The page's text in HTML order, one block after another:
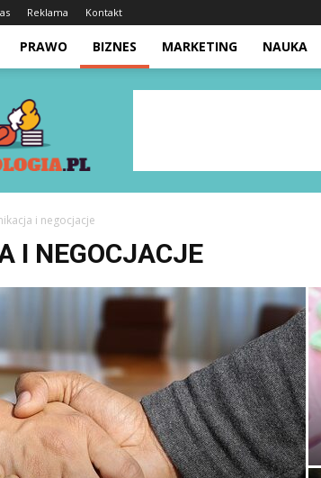
Reklama Kontakt
PRAWO BIZNES MARKETING NAUKA
i negocjacje
I NEGOCJACJE